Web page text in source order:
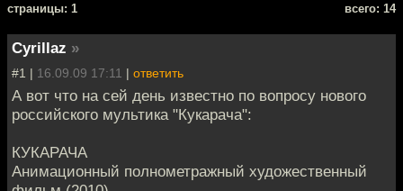
cтраницы: 1 всего: 14
Cyrillaz »
#1 | 16.09.09 17:11 | ответить
А вот что на сей день известно по вопросу нового
российского мультика "Кукарача":
КУКАРАЧА
Анимационный полнометражный художественный